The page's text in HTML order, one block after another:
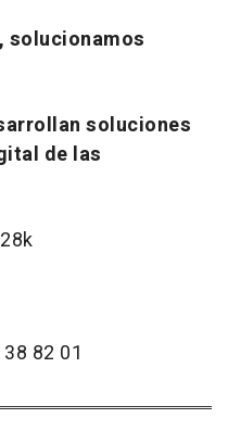
solucionamos
soluciones
de las
82 01